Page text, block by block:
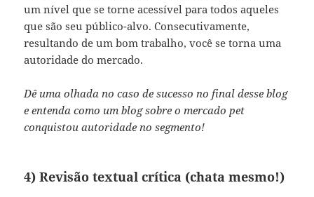
um nível que se torne acessível para todos aqueles
que são seu público-alvo. Consecutivamente,
resultando de um bom trabalho, você se torna uma
autoridade do mercado.
Dê uma olhada no caso de sucesso no final desse blog
e entenda como um blog sobre o mercado pet
conquistou autoridade no segmento!
4) Revisão textual crítica (chata mesmo!)